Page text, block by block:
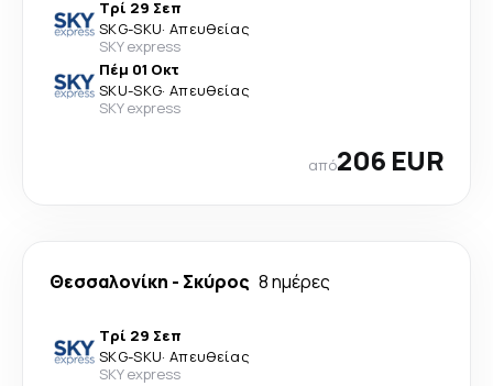
Τρί 29 Σεπ
SKG-SKU· Απευθείας
SKY express
Πέμ 01 Οκτ
SKU-SKG· Απευθείας
SKY express
από206 EUR
Θεσσαλονίκη - Σκύρος 8 ημέρες
Τρί 29 Σεπ
SKG-SKU· Απευθείας
SKY express